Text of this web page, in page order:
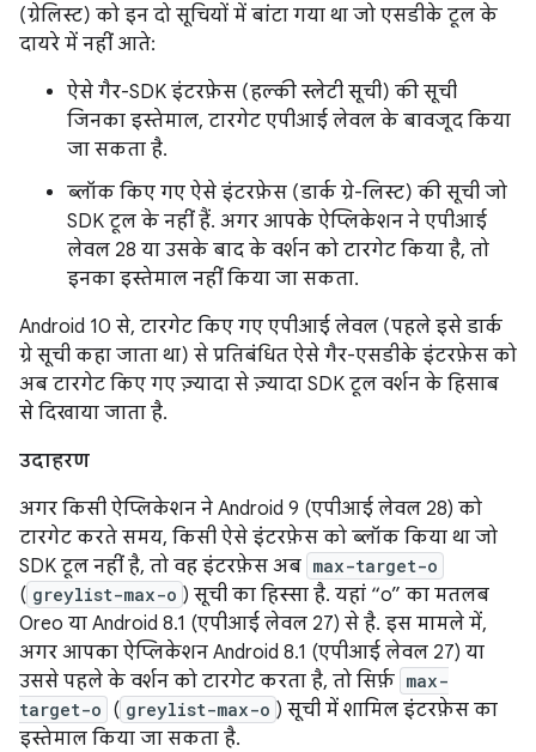
(ग्रेलिस्ट) को इन दो सूचियों में बांटा गया था जो एसडीके टूल के
दायरे में नहीं आते:
ऐसे गैर-SDK इंटरफ़ेस (हल्की स्लेटी सूची) की सूची
जिनका इस्तेमाल, टारगेट एपीआई लेवल के बावजूद किया
जा सकता है.
ब्लॉक किए गए ऐसे इंटरफ़ेस (डार्क ग्रे-लिस्ट) की सूची जो
SDK टूल के नहीं हैं. अगर आपके ऐप्लिकेशन ने एपीआई
लेवल 28 या उसके बाद के वर्शन को टारगेट किया है, तो
इनका इस्तेमाल नहीं किया जा सकता.
Android 10 से, टारगेट किए गए एपीआई लेवल (पहले इसे डार्क
ग्रे सूची कहा जाता था) से प्रतिबंधित ऐसे गैर-एसडीके इंटरफ़ेस को
अब टारगेट किए गए ज़्यादा से ज़्यादा SDK टूल वर्शन के हिसाब
से दिखाया जाता है.
उदाहरण
अगर किसी ऐप्लिकेशन ने Android 9 (एपीआई लेवल 28) को
टारगेट करते समय, किसी ऐसे इंटरफ़ेस को ब्लॉक किया था जो
SDK टूल नहीं है, तो वह इंटरफ़ेस अब max-target-o
( greylist-max-o ) सूची का हिस्सा है. यहां “o” का मतलब
Oreo या Android 8.1 (एपीआई लेवल 27) से है. इस मामले में,
अगर आपका ऐप्लिकेशन Android 8.1 (एपीआई लेवल 27) या
उससे पहले के वर्शन को टारगेट करता है, तो सिर्फ़ max-
target-o ( greylist-max-o ) सूची में शामिल इंटरफ़ेस का
इस्तेमाल किया जा सकता है.